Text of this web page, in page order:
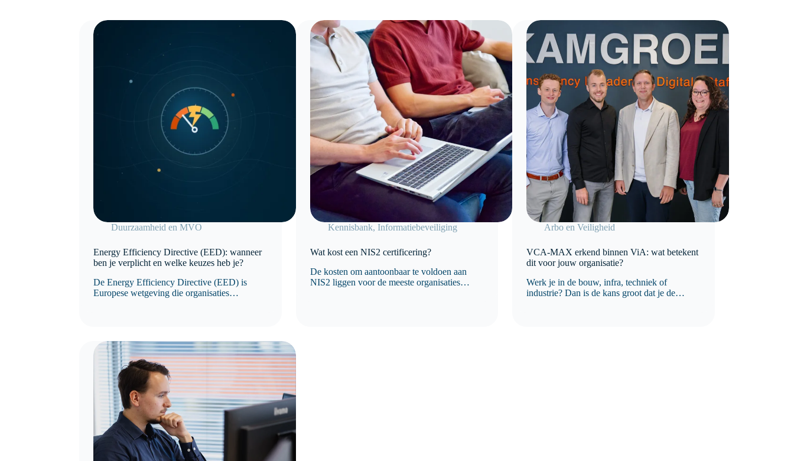
Duurzaamheid en MVO
Energy Efficiency Directive (EED): wanneer
ben je verplicht en welke keuzes heb je?
De Energy Efficiency Directive (EED) is
Europese wetgeving die organisaties
maar het jaarlijkse energieverbruik bepalend
voor de verplichtingen.
Kennisbank, Informatiebeveiliging
Wat kost een NIS2 certificering?
De kosten om aantoonbaar te voldoen aan
NIS2 liggen voor de meeste organisaties
Arbo en Veiligheid
VCA-MAX erkend binnen ViA: wat betekent
dit voor jouw organisatie?
Werk je in de bouw, infra, techniek of
industrie? Dan is de kans groot dat je de